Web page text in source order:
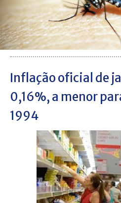
Inflação oficial de
0,16%, a menor
1994